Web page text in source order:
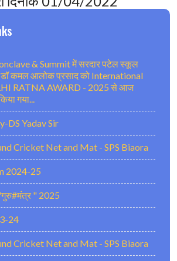
& Summit में सरदार पटेल स्कूल
डॉ कमल आलोक प्रसाद को International
RATNA AWARD - 2025 से आज
गया...
DS Yadav Sir
Cricket Net and Mat - SPS Biaora
2024-25
"गुरु#मंत्र " 2025
24
Cricket Net and Mat - SPS Biaora